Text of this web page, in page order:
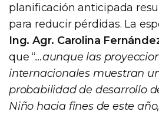
planificación anticipada
para reducir pérdidas. La
Ing. Agr. Carolina
que “…aunque las
internacionales muestran
probabilidad de desarrollo
Niño hacia fines de este